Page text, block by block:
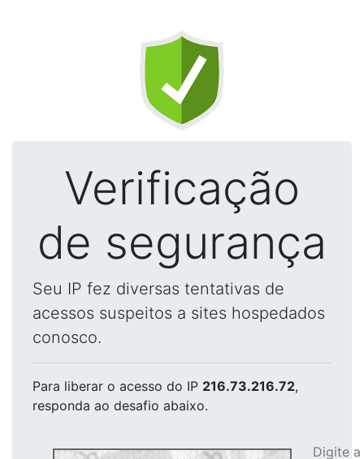
Verificação
de segurança
Seu IP fez diversas tentativas de
acessos suspeitos a sites hospedados
conosco.
Para liberar o acesso do IP 216.73.216.72,
responda ao desafio abaixo.
Digite